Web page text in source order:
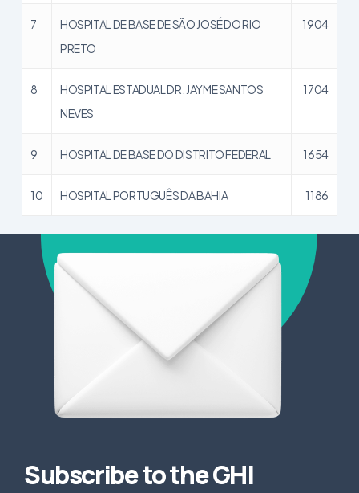
7
HOSPITAL DE BASE DE SÃO JOSÉ DO RIO
PRETO
1904
8
HOSPITAL ESTADUAL DR. JAYME SANTOS
NEVES
1704
9 HOSPITAL DE BASE DO DISTRITO FEDERAL 1654
10 HOSPITAL PORTUGUÊS DA BAHIA 1186
Subscribe to the GHI